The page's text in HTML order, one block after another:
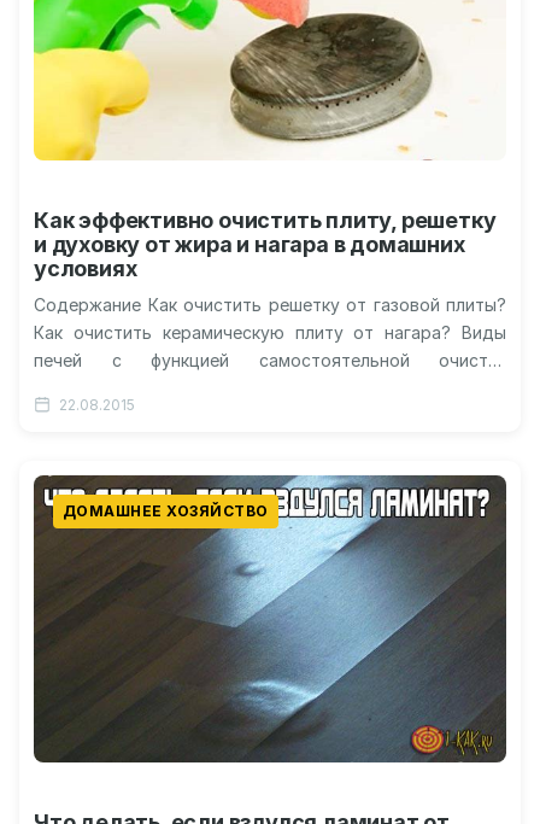
Как эффективно очистить плиту, решетку
и духовку от жира и нагара в домашних
условиях
Содержание Как очистить решетку от газовой плиты?
Как очистить керамическую плиту от нагара? Виды
печей с функцией самостоятельной очистки
последовательность…
22.08.2015
ДОМАШНЕЕ ХОЗЯЙСТВО